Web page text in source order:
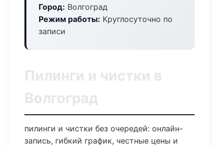
Город: Волгоград
Режим работы: Круглосуточно по
записи
Пилинги и чистки в
Волгоград
пилинги и чистки без очередей: онлайн-
запись, гибкий график, честные цены и